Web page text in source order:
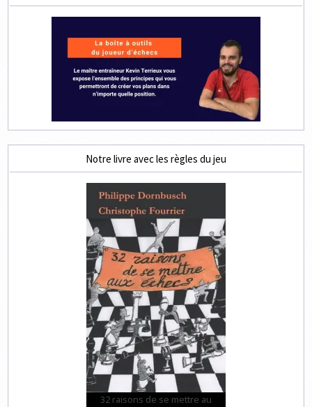
Notre livre avec les règles du jeu
32 raisons de se mettre au